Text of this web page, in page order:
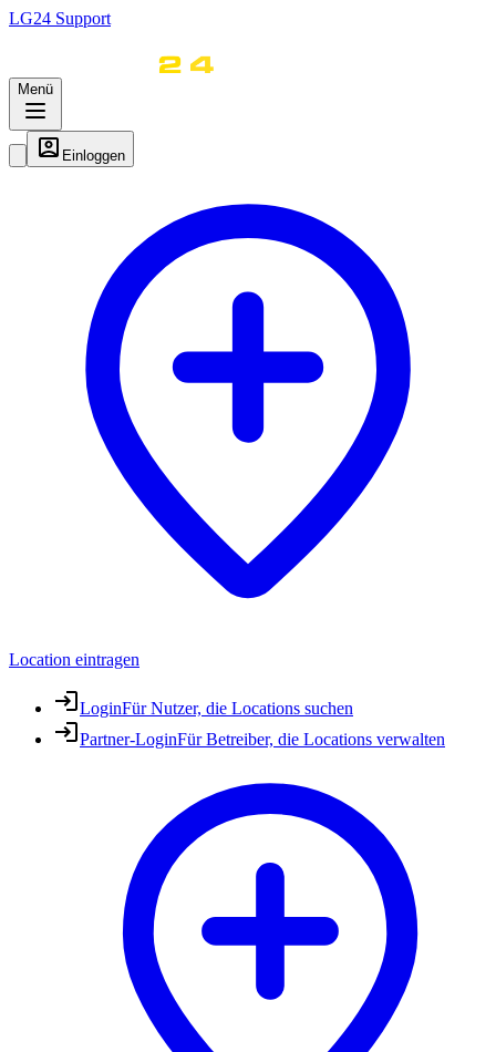
LG24 Support
Menü
Einloggen
Location eintragen
LoginFür Nutzer, die Locations suchen
Partner-LoginFür Betreiber, die Locations verwalten